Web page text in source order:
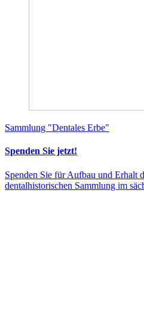
Sammlung "Dentales Erbe"
Spenden Sie jetzt!
Spenden Sie für Aufbau und Erhalt
dentalhistorischen Sammlung im